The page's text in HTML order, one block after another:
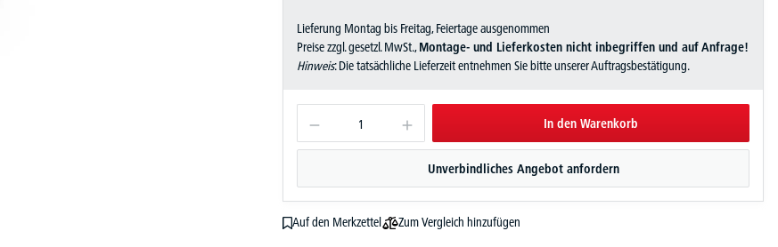
Lieferung Montag bis Freitag, Feiertage ausgenommen
Preise zzgl. gesetzl. MwSt.,Montage- und Lieferkosten nicht inbegriffen und auf Anfrage!
Hinweis: Die tatsächliche Lieferzeit entnehmen Sie bitte unserer Auftragsbestätigung.
In den Warenkorb
Unverbindliches Angebot anfordern
Auf den Merkzettel
Zum Vergleich hinzufügen